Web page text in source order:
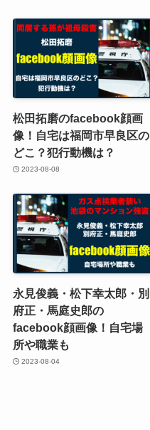
松田拓磨のfacebook顔画
像！自宅は福岡市早良区の
どこ？犯行動機は？
2023-08-08
永見俊義・松下幸太郎・別
府正・馬庭史郎の
facebook顔画像！自宅場
所や職業も
2023-08-04